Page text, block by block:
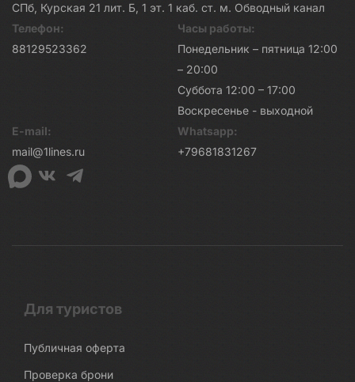
СПб, Курская 21 лит. Б, 1 эт. 1 каб. ст. м. Обводный канал
Телефон:
88129523362
Часы работы:
Понедельник – пятница 12:00
– 20:00
Суббота 12:00 – 17:00
Воскресенье - выходной
E-mail:
mail@1lines.ru
Whatsapp:
+79681831267
Для туристов
Публичная оферта
Проверка брони